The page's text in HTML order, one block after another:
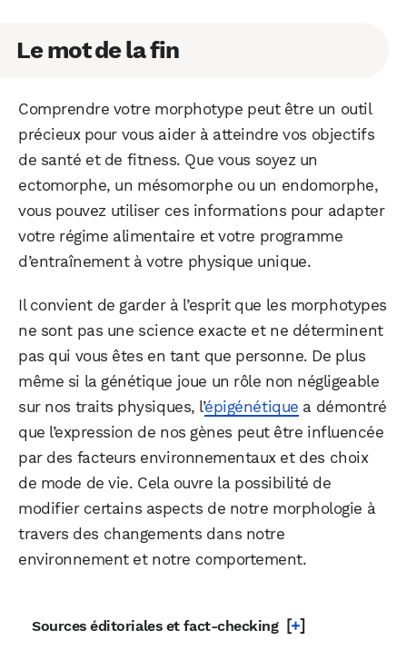
Le mot de la fin
Comprendre votre morphotype peut être un outil
précieux pour vous aider à atteindre vos objectifs
de santé et de fitness. Que vous soyez un
ectomorphe, un mésomorphe ou un endomorphe,
vous pouvez utiliser ces informations pour adapter
votre régime alimentaire et votre programme
d’entraînement à votre physique unique.
Il convient de garder à l’esprit que les morphotypes
ne sont pas une science exacte et ne déterminent
pas qui vous êtes en tant que personne. De plus
même si la génétique joue un rôle non négligeable
sur nos traits physiques, l’épigénétique a démontré
que l’expression de nos gènes peut être influencée
par des facteurs environnementaux et des choix
de mode de vie. Cela ouvre la possibilité de
modifier certains aspects de notre morphologie à
travers des changements dans notre
environnement et notre comportement.
Sources éditoriales et fact-checking [+]